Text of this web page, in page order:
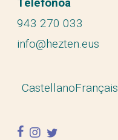
943 270 033
info@hezten.eus
CastellanoFrançais
facebook
instagram
twitter